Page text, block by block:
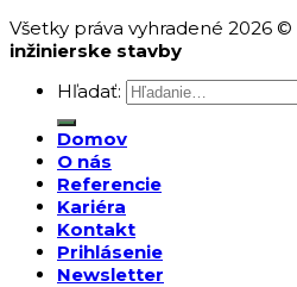
Všetky práva vyhradené 2026 ©
inžinierske stavby
Hľadať:
Domov
O nás
Referencie
Kariéra
Kontakt
Prihlásenie
Newsletter